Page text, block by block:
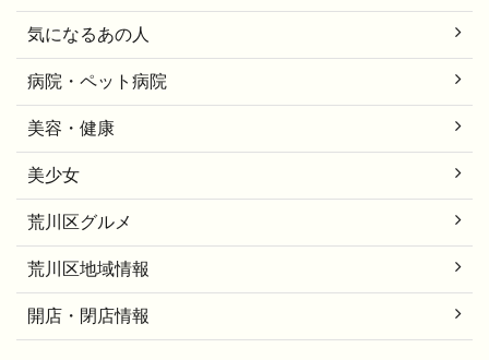
気になるあの人
病院・ペット病院
美容・健康
美少女
荒川区グルメ
荒川区地域情報
開店・閉店情報